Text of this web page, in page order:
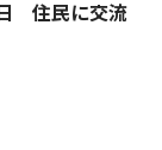
住民に交流